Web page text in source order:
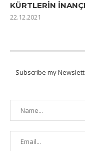
KÜRTLERİN
22.12.2021
Subscribe my